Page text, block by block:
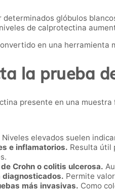
glóbulos
de calprotectina
en una
la prueba
presente en una muestra
Niveles elevados suelen
e inflamatorios. Resulta útil
Crohn o colitis ulcerosa.
diagnosticados. Permite
más invasivas. Como